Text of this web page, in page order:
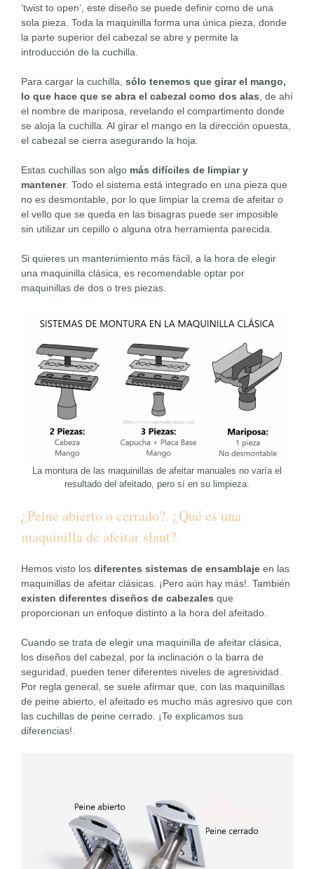
‘twist to open’, este diseño se puede definir como de una
sola pieza. Toda la maquinilla forma una única pieza, donde
la parte superior del cabezal se abre y permite la
introducción de la cuchilla.
Para cargar la cuchilla, sólo tenemos que girar el mango,
lo que hace que se abra el cabezal como dos alas , de ahí
el nombre de mariposa, revelando el compartimento donde
se aloja la cuchilla. Al girar el mango en la dirección opuesta,
el cabezal se cierra asegurando la hoja.
Estas cuchillas son algo más difíciles de limpiar y
mantener. Todo el sistema está integrado en una pieza que
no es desmontable, por lo que limpiar la crema de afeitar o
el vello que se queda en las bisagras puede ser imposible
sin utilizar un cepillo o alguna otra herramienta parecida.
Si quieres un mantenimiento más fácil, a la hora de elegir
una maquinilla clásica, es recomendable optar por
maquinillas de dos o tres piezas.
La montura de las maquinillas de afeitar manuales no varía el
resultado del afeitado, pero sí en su limpieza.
¿Peine abierto o cerrado?. ¿Qué es una
maquinilla de afeitar slant?.
Hemos visto los diferentes sistemas de ensamblaje en las
maquinillas de afeitar clásicas. ¡Pero aún hay más!. También
existen diferentes diseños de cabezales que
proporcionan un enfoque distinto a la hora del afeitado.
Cuando se trata de elegir una maquinilla de afeitar clásica,
los diseños del cabezal, por la inclinación o la barra de
seguridad, pueden tener diferentes niveles de agresividad.
Por regla general, se suele afirmar que, con las maquinillas
de peine abierto, el afeitado es mucho más agresivo que con
las cuchillas de peine cerrado. ¡Te explicamos sus
diferencias!.